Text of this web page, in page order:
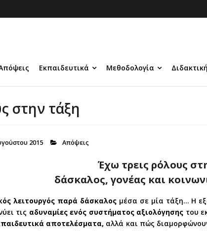
Εκπαιδευτικά Μεθοδολογία
στην τάξη
2015 Απόψεις
Έχω τρεις ρόλους
δάσκαλος, γονέας και
λειτουργός παρά δάσκαλοςμέσα σε μία τάξη… Η
τις αδυναμίες ενός συστήματος αξιολόγησης του
αποτελέσματα, αλλά και πώς